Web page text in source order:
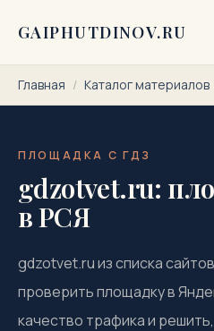
GAIPHUTDINOV.RU
Главная / Каталог материалов
ПЛОЩАДКА С ГДЗ
gdzotvet.ru:
в РСЯ
gdzotvet.ru из списка
проверить площадку в
качество трафика и